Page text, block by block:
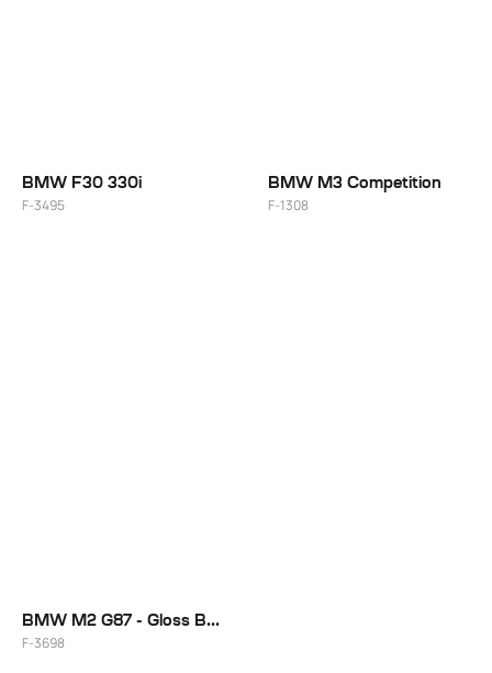
BMW F30 330i
F-3495
BMW M3 Competition
F-1308
BMW M2 G87 - Gloss Brushed
F-3698